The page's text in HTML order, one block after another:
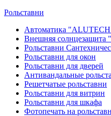
Рольставни
Автоматика
Внешняя солнцезащита
Рольставни
Рольставни для окон
Рольставни для дверей
Антивандальные
Решетчатые рольставни
Рольставни для витрин
Рольставни для шкафа
Фотопечать на